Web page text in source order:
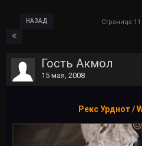
НАЗАД Страница
Гость Акмол
15 мая, 2008
Рекс Урднот /